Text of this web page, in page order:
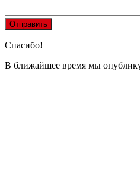
Спасибо!
В ближайшее время мы